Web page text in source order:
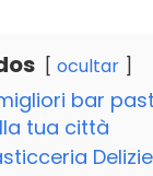
ocultar
bar
tua città